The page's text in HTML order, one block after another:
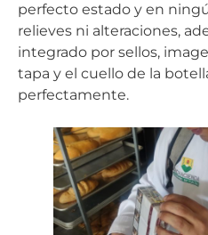
perfecto estado y en
relieves ni alteraciones,
integrado por sellos,
tapa y el cuello de la
perfectamente.